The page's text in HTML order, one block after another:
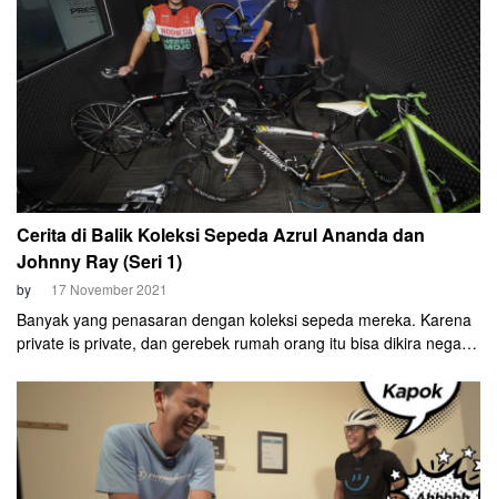
Cerita di Balik Koleksi Sepeda Azrul Ananda dan
Johnny Ray (Seri 1)
by 17 November 2021
Banyak yang penasaran dengan koleksi sepeda mereka. Karena
private is private, dan gerebek rumah orang itu bisa dikira negatif,
masing dalam beberapa episode.